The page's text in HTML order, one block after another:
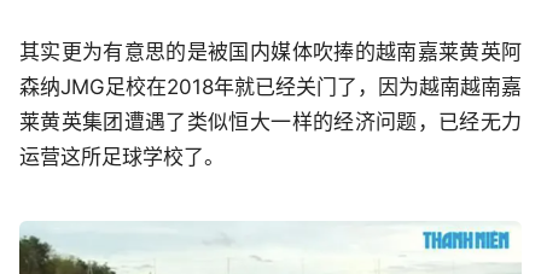
其实更为有意思的是被国内媒体吹捧的越南嘉莱黄英阿
森纳JMG足校在2018年就已经关门了，因为越南越南嘉
莱黄英集团遭遇了类似恒大一样的经济问题，已经无力
运营这所足球学校了。